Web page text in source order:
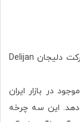
بررسی و مشخصات سه چرخه لوتوس محصول شرکت دلیجان Delijan
در بازار ایران
دهد. این سه چرخه